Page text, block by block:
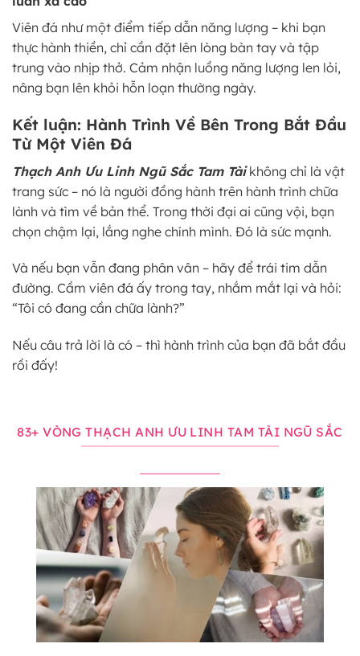
Viên đá như một điểm tiếp dẫn năng lượng – khi bạn
thực hành thiền, chỉ cần đặt lên lòng bàn tay và tập
trung vào nhịp thở. Cảm nhận luồng năng lượng len lỏi,
nâng bạn lên khỏi hỗn loạn thường ngày.
Kết luận: Hành Trình Về Bên Trong Bắt Đầu
Từ Một Viên Đá
Thạch Anh Ưu Linh Ngũ Sắc Tam Tàikhông chỉ là vật
trang sức – nó là người đồng hành trên hành trình chữa
lành và tìm về bản thể. Trong thời đại ai cũng vội, bạn
chọn chậm lại, lắng nghe chính mình. Đó là sức mạnh.
Và nếu bạn vẫn đang phân vân – hãy để trái tim dẫn
đường. Cầm viên đá ấy trong tay, nhắm mắt lại và hỏi:
“Tôi có đang cần chữa lành?”
Nếu câu trả lời là có – thì hành trình của bạn đã bắt đầu
rồi đấy!
83+ VÒNG THẠCH ANH ƯU LINH TAM TÀI NGŨ SẮC